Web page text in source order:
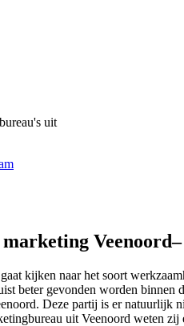
uit
marketing
kijken naar het soort
beter gevonden worden binnen
Deze partij is er natuurlijk
uit Veenoord weten